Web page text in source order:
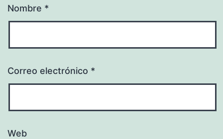
Nombre *
Correo electrónico *
Web